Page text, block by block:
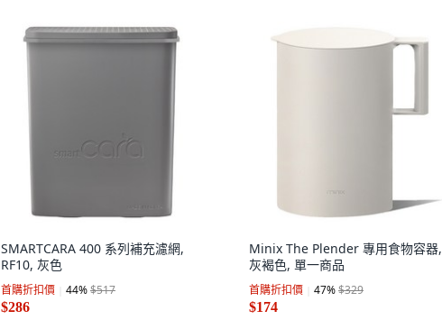
SMARTCARA 400 系列補充濾網,
RF10, 灰色
首購折扣價 44%$517
$286
Minix The Plender 專用食物容器,
灰褐色, 單一商品
首購折扣價 47%$329
$174